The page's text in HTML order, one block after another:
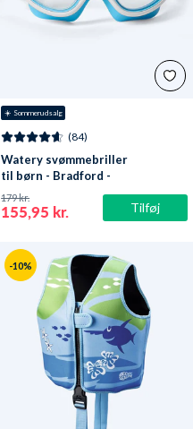
☀️ Sommerudsalg
Tilføj
(84)
Watery svømmebriller
til børn - Bradford -
Blå/hvid
155,95 kr.
179 kr.
-10%